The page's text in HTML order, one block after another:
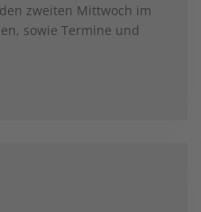
zweiten Mittwoch im
sowie Termine und